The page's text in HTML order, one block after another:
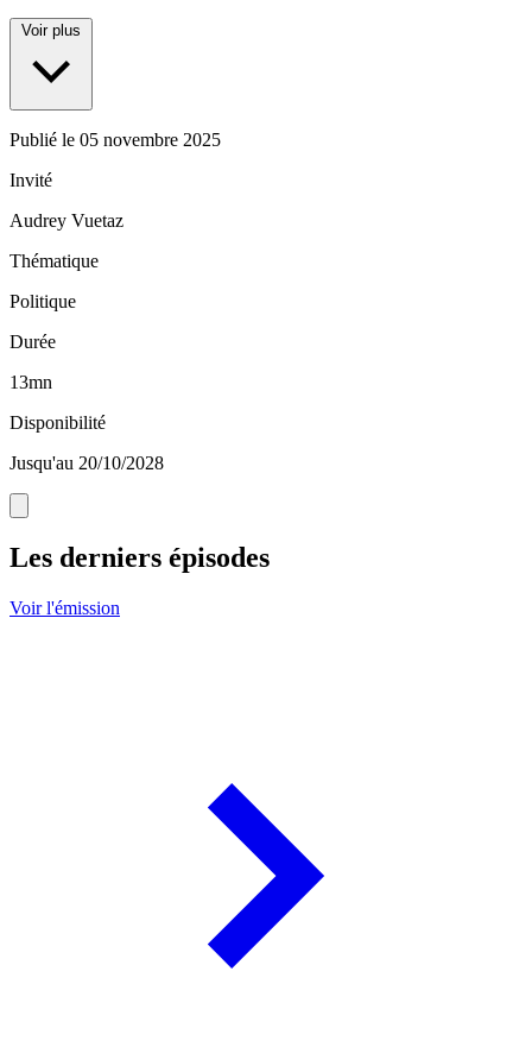
Voir plus
Publié le 05 novembre 2025
Invité
Audrey Vuetaz
Thématique
Politique
Durée
13mn
Disponibilité
Jusqu'au 20/10/2028
Les derniers épisodes
Voir l'émission